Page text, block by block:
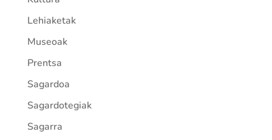
Lehiaketak
Museoak
Prentsa
Sagardoa
Sagardotegiak
Sagarra